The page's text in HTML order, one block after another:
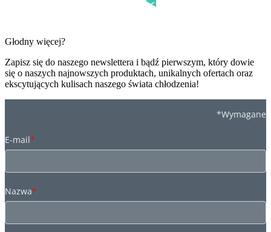
Głodny więcej?
Zapisz się do naszego newslettera i bądź pierwszym, który dowie
się o naszych najnowszych produktach, unikalnych ofertach oraz
ekscytujących kulisach naszego świata chłodzenia!
*Wymagane
E-mail*
Nazwa*